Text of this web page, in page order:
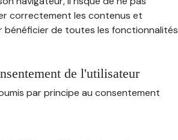
correctement les contenus et
bénéficier de toutes les fonctionnalités
de l'utilisateur
par principe au consentement